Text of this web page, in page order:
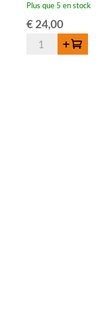
Plus que 5 en stock
€24,00
quantité
Ajouter au panier